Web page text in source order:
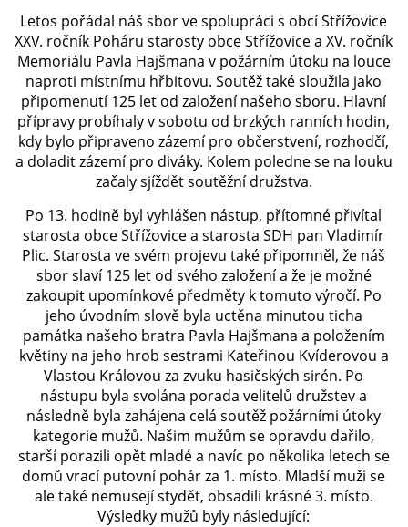
VÝJEZDOVÁ JEDNOTKA
FOTOGALERIE
PLÁNOVANÉ AKCE
PROBĚHLÉ AKCE
KROUŽEK MH
DESATERO
SVATÝ FLORIÁN
MODLITBA HASIČE
Letos pořádal náš sbor ve spolupráci s obcí Střížovice
XXV. ročník Poháru starosty obce Střížovice a XV. ročník
Memoriálu Pavla Hajšmana v požárním útoku na louce
naproti místnímu hřbitovu. Soutěž také sloužila jako
připomenutí 125 let od založení našeho sboru. Hlavní
přípravy probíhaly v sobotu od brzkých ranních hodin,
kdy bylo připraveno zázemí pro občerstvení, rozhodčí,
a doladit zázemí pro diváky. Kolem poledne se na louku
začaly sjíždět soutěžní družstva.
Po 13. hodině byl vyhlášen nástup, přítomné přivítal
starosta obce Střížovice a starosta SDH pan Vladimír
Plic. Starosta ve svém projevu také připomněl, že náš
sbor slaví 125 let od svého založení a že je možné
zakoupit upomínkové předměty k tomuto výročí. Po
jeho úvodním slově byla uctěna minutou ticha
památka našeho bratra Pavla Hajšmana a položením
květiny na jeho hrob sestrami Kateřinou Kvíderovou a
Vlastou Královou za zvuku hasičských sirén. Po
nástupu byla svolána porada velitelů družstev a
následně byla zahájena celá soutěž požárními útoky
kategorie mužů. Našim mužům se opravdu dařilo,
starší porazili opět mladé a navíc po několika letech se
domů vrací putovní pohár za 1. místo. Mladší muži se
ale také nemusejí stydět, obsadili krásné 3. místo.
Výsledky mužů byly následující: